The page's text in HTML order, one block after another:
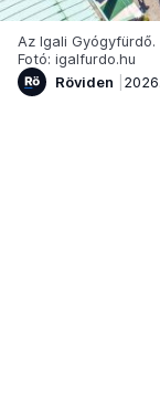
Az Igali Gyógyfürdő.
Fotó: igalfurdo.hu
Röviden